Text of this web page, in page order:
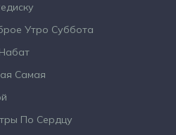
Утро Суббота
Самая
По Сердцу